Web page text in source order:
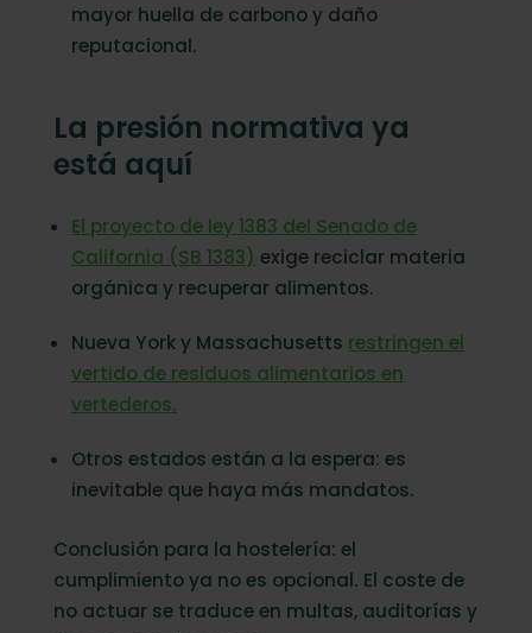
mayor huella de carbono y daño
reputacional.
La presión normativa ya
está aquí
El proyecto de ley 1383 del Senado de
California (SB 1383) exige reciclar materia
orgánica y recuperar alimentos.
Nueva York y Massachusetts restringen el
vertido de residuos alimentarios en
vertederos.
Otros estados están a la espera: es
inevitable que haya más mandatos.
Conclusión para la hostelería: el
cumplimiento ya no es opcional. El coste de
no actuar se traduce en multas, auditorías y